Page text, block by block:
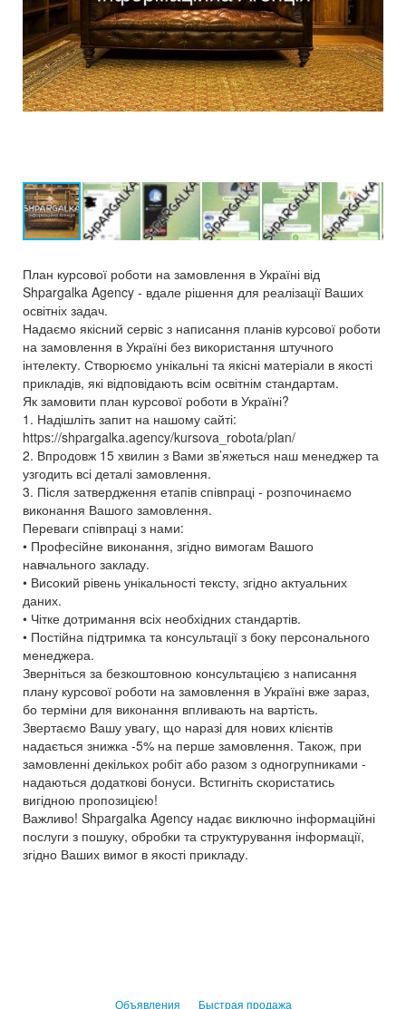
План курсової роботи на замовлення в Україні від
Shpargalka Agency - вдале рішення для реалізації Ваших
освітніх задач.
Надаємо якісний сервіс з написання планів курсової роботи
на замовлення в Україні без використання штучного
інтелекту. Створюємо унікальні та якісні матеріали в якості
прикладів, які відповідають всім освітнім стандартам.
Як замовити план курсової роботи в Україні?
1. Надішліть запит на нашому сайті:
https://shpargalka.agency/kursova_robota/plan/
2. Впродовж 15 хвилин з Вами зв’яжеться наш менеджер та
узгодить всі деталі замовлення.
3. Після затвердження етапів співпраці - розпочинаємо
виконання Вашого замовлення.
Переваги співпраці з нами:
• Професійне виконання, згідно вимогам Вашого
навчального закладу.
• Високий рівень унікальності тексту, згідно актуальних
даних.
• Чітке дотримання всіх необхідних стандартів.
• Постійна підтримка та консультації з боку персонального
менеджера.
Зверніться за безкоштовною консультацією з написання
плану курсової роботи на замовлення в Україні вже зараз,
бо терміни для виконання впливають на вартість.
Звертаємо Вашу увагу, що наразі для нових клієнтів
надається знижка -5% на перше замовлення. Також, при
замовленні декількох робіт або разом з одногрупниками -
надаються додаткові бонуси. Встигніть скористатись
вигідною пропозицією!
Важливо! Shpargalka Agency надає виключно інформаційні
послуги з пошуку, обробки та структурування інформації,
згідно Ваших вимог в якості прикладу.
Объявления Быстрая продажа